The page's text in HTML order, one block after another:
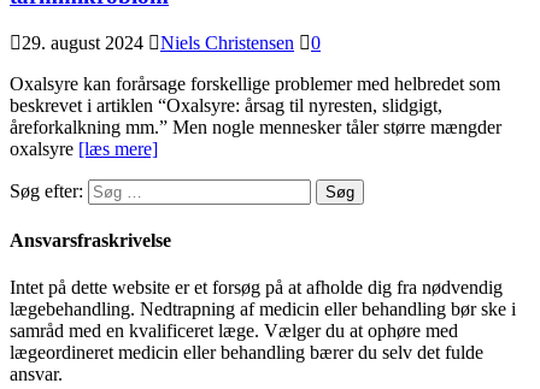
29. august 2024 Niels Christensen
0
Oxalsyre kan forårsage forskellige problemer med helbredet som
beskrevet i artiklen “Oxalsyre: årsag til nyresten, slidgigt,
åreforkalkning mm.” Men nogle mennesker tåler større mængder
oxalsyre [læs mere]
Søg efter:
Ansvarsfraskrivelse
Intet på dette website er et forsøg på at afholde dig fra nødvendig
lægebehandling. Nedtrapning af medicin eller behandling bør ske i
samråd med en kvalificeret læge. Vælger du at ophøre med
lægeordineret medicin eller behandling bærer du selv det fulde
ansvar.